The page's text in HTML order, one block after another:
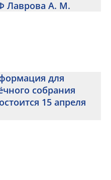
Лаврова А. М.
для
собрания
15 апреля